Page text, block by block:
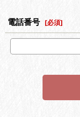
電話番号 [必須]